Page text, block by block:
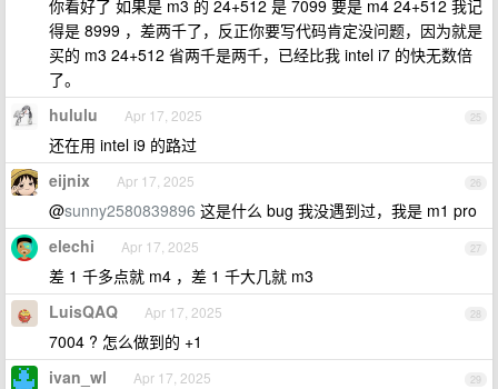
你看好了 如果是 m3 的 24+512 是 7099 要是 m4 24+512 我记
得是 8999 ，差两千了，反正你要写代码肯定没问题，因为就是
买的 m3 24+512 省两千是两千，已经比我 intel i7 的快无数倍
了。
25
hululu Apr 17, 2025
还在用 intel i9 的路过
26
eijnix Apr 17, 2025
@sunny2580839896 这是什么 bug 我没遇到过，我是 m1 pro
27
elechi Apr 17, 2025
差 1 千多点就 m4 ，差 1 千大几就 m3
28
LuisQAQ Apr 17, 2025
7004 ? 怎么做到的 +1
29
ivan_wl Apr 17, 2025